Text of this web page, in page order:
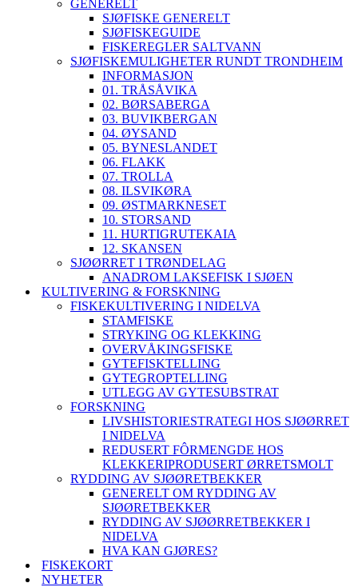
GENERELT
SJØFISKE GENERELT
SJØFISKEGUIDE
FISKEREGLER SALTVANN
SJØFISKEMULIGHETER RUNDT TRONDHEIM
INFORMASJON
01. TRÅSÅVIKA
02. BØRSABERGA
03. BUVIKBERGAN
04. ØYSAND
05. BYNESLANDET
06. FLAKK
07. TROLLA
08. ILSVIKØRA
09. ØSTMARKNESET
10. STORSAND
11. HURTIGRUTEKAIA
12. SKANSEN
SJØØRRET I TRØNDELAG
ANADROM LAKSEFISK I SJØEN
KULTIVERING & FORSKNING
FISKEKULTIVERING I NIDELVA
STAMFISKE
STRYKING OG KLEKKING
OVERVÅKINGSFISKE
GYTEFISKTELLING
GYTEGROPTELLING
UTLEGG AV GYTESUBSTRAT
FORSKNING
LIVSHISTORIESTRATEGI HOS SJØØRRET
I NIDELVA
REDUSERT FÔRMENGDE HOS
KLEKKERIPRODUSERT ØRRETSMOLT
RYDDING AV SJØØRETBEKKER
GENERELT OM RYDDING AV
SJØØRETBEKKER
RYDDING AV SJØØRRETBEKKER I
NIDELVA
HVA KAN GJØRES?
FISKEKORT
NYHETER